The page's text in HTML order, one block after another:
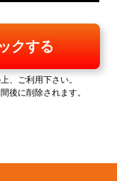
クする
、ご利用下さい。
後に削除されます。